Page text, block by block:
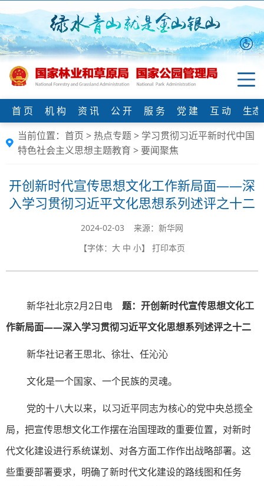
首 页 机 构 资 讯 公 开 服 务 党 建 互 动
生
当前位置： 首页 > 热点专题> 学习贯彻习近平新时代中国
特色社会主义思想主题教育 > 要闻聚焦
开创新时代宣传思想文化工作新局面——深
入学习贯彻习近平文化思想系列述评之十二
2024-02-03 来源：新华网
【字体： 大 中 小】 打印本页
新华社北京2月2日电 题：开创新时代宣传思想文化工
作新局面——深入学习贯彻习近平文化思想系列述评之十二
新华社记者王思北、徐壮、任沁沁
文化是一个国家、一个民族的灵魂。
党的十八大以来，以习近平同志为核心的党中央总揽全
局，把宣传思想文化工作摆在治国理政的重要位置，对新时
代文化建设进行系统谋划、对各方面工作作出战略部署。这
些重要部署要求，明确了新时代文化建设的路线图和任务